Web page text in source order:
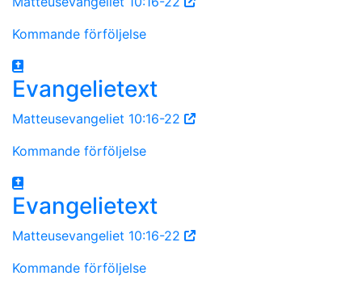
Kommande förföljelse
Evangelietext
Matteusevangeliet 10:16-22
Kommande förföljelse
Evangelietext
Matteusevangeliet 10:16-22
Kommande förföljelse